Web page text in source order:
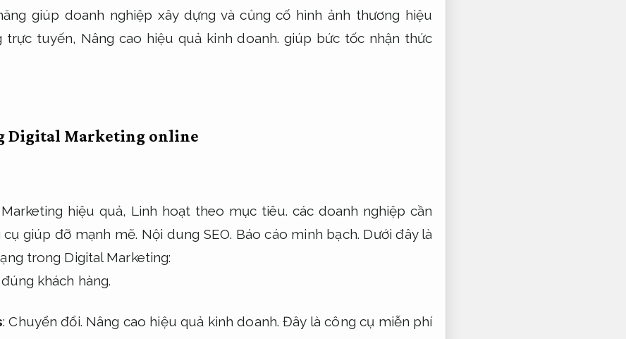
giúp doanh nghiệp xây dựng và củng cố hình ảnh thương hiệu
trực tuyến, Nâng cao hiệu quả kinh doanh. giúp bức tốc nhận thức
Digital Marketing online
hiệu quả, Linh hoạt theo mục tiêu. các doanh nghiệp cần
giúp đỡ mạnh mẽ. Nội dung SEO. Báo cáo minh bạch. Dưới đây là
trong Digital Marketing:
khách hàng.
:Chuyển đổi. Nâng cao hiệu quả kinh doanh. Đây là công cụ miễn phí